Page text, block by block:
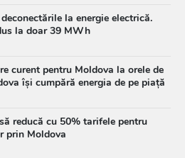
la energie electrică.
la doar 39 MWh
curent pentru Moldova la orele de
își cumpără energia de pe piață
reducă cu 50% tarifele pentru
prin Moldova